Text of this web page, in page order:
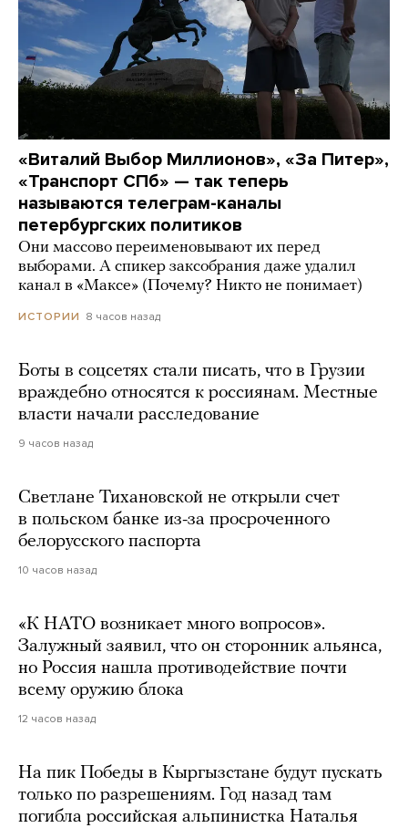
«Виталий Выбор Миллионов», «За Питер»,
«Транспорт СПб» — так теперь
называются телеграм-каналы
петербургских политиков
Они массово переименовывают их перед
выборами. А спикер заксобрания даже удалил
канал в «Максе» (Почему? Никто не понимает)
ИСТОРИИ 8 часов назад
Боты в соцсетях стали писать, что в Грузии
враждебно относятся к россиянам. Местные
власти начали расследование
9 часов назад
Светлане Тихановской не открыли счет
в польском банке из-за просроченного
белорусского паспорта
10 часов назад
«К НАТО возникает много вопросов».
Залужный заявил, что он сторонник альянса,
но Россия нашла противодействие почти
всему оружию блока
12 часов назад
На пик Победы в Кыргызстане будут пускать
только по разрешениям. Год назад там
погибла российская альпинистка Наталья